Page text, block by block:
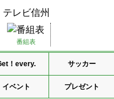
番組表
！every. サッカー
イベント プレゼント